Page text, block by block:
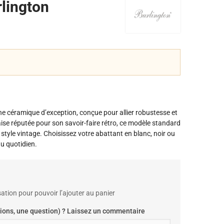
céramique d’exception, conçue pour allier robustesse et
réputée pour son savoir-faire rétro, ce modèle standard
vintage. Choisissez votre abattant en blanc, noir ou
quotidien.
pour pouvoir l’ajouter au panier
une question) ? Laissez un commentaire